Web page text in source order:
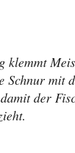
klemmt
Schnur mit
der